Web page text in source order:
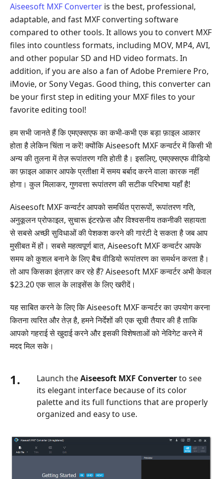
2.
मैकएक्स
वीडियो
कन्वर्टर
प्रो
भाग
3.
WinX
HD
कनवर्टर
डीलक्स
भाग
4.
Convertmxfffiles.com
भाग
5.
एक्रोक
एमएक्सएफ
कनवर्टर
भाग
6.
मीडिया
प्लेयर
भाग
7.
एमएक्सएफ
कनवर्टर
की
तुलना
Aiseesoft MXF Converter is the best, professional,
adaptable, and fast MXF converting software
compared to other tools. It allows you to convert MXF
files into countless formats, including MOV, MP4, AVI,
and other popular SD and HD video formats. In
addition, if you are also a fan of Adobe Premiere Pro,
iMovie, or Sony Vegas. Good thing, this converter can
be your first step in editing your MXF files to your
favorite editing tool!
हम सभी जानते हैं कि एमएक्सएफ का कभी-कभी एक बड़ा फ़ाइल आकार
होता है लेकिन चिंता न करें! क्योंकि Aiseesoft MXF कन्वर्टर में किसी भी
अन्य की तुलना में तेज़ रूपांतरण गति होती है। इसलिए, एमएक्सएफ वीडियो
का फ़ाइल आकार आपके प्रतीक्षा में समय बर्बाद करने वाला कारक नहीं
होगा। कुल मिलाकर, गुणवत्ता रूपांतरण की सटीक परिभाषा यहाँ है!
Aiseesoft MXF कन्वर्टर आपको समर्थित प्रारूपों, रूपांतरण गति,
अनुकूलन प्रोफाइल, सुचारू इंटरफ़ेस और विश्वसनीय तकनीकी सहायता
से सबसे अच्छी सुविधाओं की पेशकश करने की गारंटी दे सकता है जब आप
मुसीबत में हों। सबसे महत्वपूर्ण बात, Aiseesoft MXF कन्वर्टर आपके
समय को कुशल बनाने के लिए बैच वीडियो रूपांतरण का समर्थन करता है।
तो आप किसका इंतज़ार कर रहे हैं? Aiseesoft MXF कन्वर्टर अभी केवल
$23.20 एक साल के लाइसेंस के लिए खरीदें।
यह साबित करने के लिए कि Aiseesoft MXF कन्वर्टर का उपयोग करना
कितना त्वरित और तेज़ है, हमने निर्देशों की एक सूची तैयार की है ताकि
आपको गहराई से खुदाई करने और इसकी विशेषताओं को नेविगेट करने में
मदद मिल सके।
1. Launch theAiseesoft MXF Converterto see
its elegant interface because of its color
palette and its full functions that are properly
organized and easy to use.